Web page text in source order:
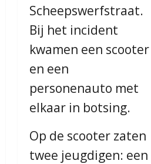
Scheepswerfstraat.
Bij het incident
kwamen een scooter
en een
personenauto met
elkaar in botsing.
Op de scooter zaten
twee jeugdigen: een